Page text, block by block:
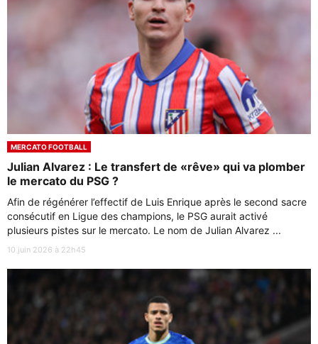
MERCATO FOOTBALL
Julian Alvarez : Le transfert de «rêve» qui va plomber
le mercato du PSG ?
Afin de régénérer l’effectif de Luis Enrique après le second sacre
consécutif en Ligue des champions, le PSG aurait activé
plusieurs pistes sur le mercato. Le nom de Julian Alvarez ...
10 juin 2026 à 22h45